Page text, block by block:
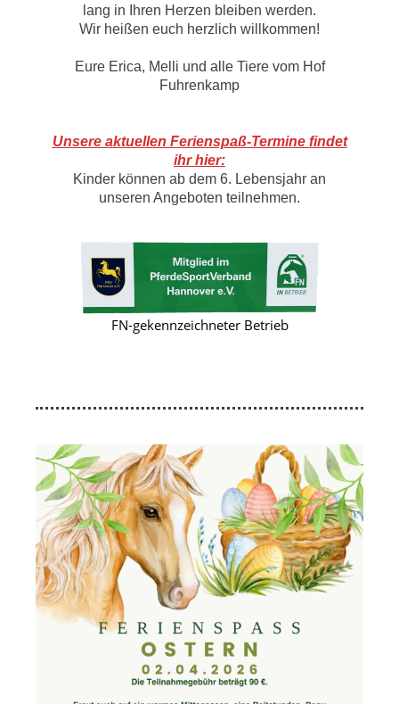
lang in Ihren Herzen bleiben werden.
Wir heißen euch herzlich willkommen!
Eure Erica, Melli und alle Tiere vom Hof
Fuhrenkamp
Unsere aktuellen Ferienspaß-Termine findet
ihr hier:
Kinder können ab dem 6. Lebensjahr an
unseren Angeboten teilnehmen.
FN-gekennzeichneter Betrieb